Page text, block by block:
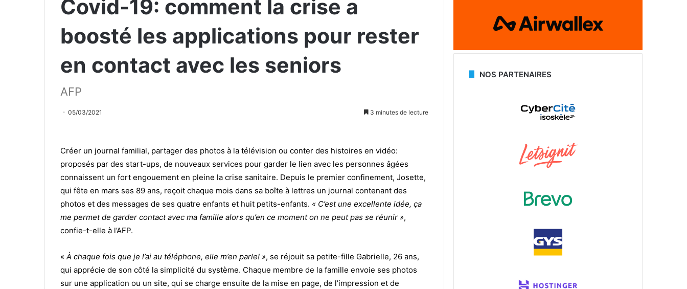
Covid-19: comment la crise a
boosté les applications pour rester
en contact avec les seniors
AFP
05/03/2021 3 minutes de lecture
Créer un journal familial, partager des photos à la télévision ou conter des histoires en vidéo:
proposés par des start-ups, de nouveaux services pour garder le lien avec les personnes âgées
connaissent un fort engouement en pleine la crise sanitaire. Depuis le premier confinement, Josette,
qui fête en mars ses 89 ans, reçoit chaque mois dans sa boîte à lettres un journal contenant des
photos et des messages de ses quatre enfants et huit petits-enfants. « C’est une excellente idée, ça
me permet de garder contact avec ma famille alors qu’en ce moment on ne peut pas se réunir »,
confie-t-elle à l’AFP.
« À chaque fois que je l’ai au téléphone, elle m’en parle! », se réjouit sa petite-fille Gabrielle, 26 ans,
qui apprécie de son côté la simplicité du système. Chaque membre de la famille envoie ses photos
sur une application ou un site, qui se charge ensuite de la mise en page, de l’impression et de
NOS PARTENAIRES